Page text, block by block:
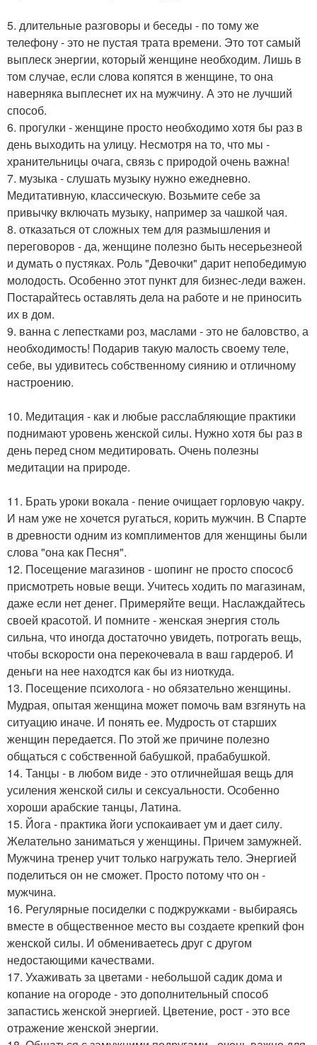
5. длительные разговоры и беседы - по тому же
телефону - это не пустая трата времени. Это тот самый
выплеск энергии, который женщине необходим. Лишь в
том случае, если слова копятся в женщине, то она
наверняка выплеснет их на мужчину. А это не лучший
способ.
6. прогулки - женщине просто необходимо хотя бы раз в
день выходить на улицу. Несмотря на то, что мы -
хранительницы очага, связь с природой очень важна!
7. музыка - слушать музыку нужно ежедневно.
Медитативную, классическую. Возьмите себе за
привычку включать музыку, например за чашкой чая.
8. отказаться от сложных тем для размышления и
переговоров - да, женщине полезно быть несерьезнеой
и думать о пустяках. Роль "Девочки" дарит непобедимую
молодость. Особенно этот пункт для бизнес-леди важен.
Постарайтесь оставлять дела на работе и не приносить
их в дом.
9. ванна с лепестками роз, маслами - это не баловство, а
необходимость! Подарив такую малость своему теле,
себе, вы удивитесь собственному сиянию и отличному
настроению.
10. Медитация - как и любые расслабляющие практики
поднимают уровень женской силы. Нужно хотя бы раз в
день перед сном медитировать. Очень полезны
медитации на природе.
11. Брать уроки вокала - пение очищает горловую чакру.
И нам уже не хочется ругаться, корить мужчин. В Спарте
в древности одним из комплиментов для женщины были
слова "она как Песня".
12. Посещение магазинов - шопинг не просто спососб
присмотреть новые вещи. Учитесь ходить по магазинам,
даже если нет денег. Примеряйте вещи. Наслаждайтесь
своей красотой. И помните - женская энергия столь
сильна, что иногда достаточно увидеть, потрогать вещь,
чтобы вскорости она перекочевала в ваш гардероб. И
деньги на нее находтся как бы из ниоткуда.
13. Посещение психолога - но обязательно женщины.
Мудрая, опытая женщина может помочь вам взгянуть на
ситуацию иначе. И понять ее. Мудрость от старших
женщин передается. По этой же причине полезно
общаться с собственной бабушкой, прабабушкой.
14. Танцы - в любом виде - это отличнейшая вещь для
усиления женской силы и сексуальности. Особенно
хороши арабские танцы, Латина.
15. Йога - практика йоги успокаивает ум и дает силу.
Желательно заниматься у женщины. Причем замужней.
Мужчина тренер учит только нагружать тело. Энергией
поделиться он не сможет. Просто потому что он -
мужчина.
16. Регулярные посиделки с поджружками - выбираясь
вместе в общественное место вы создаете крепкий фон
женской силы. И обмениваетесь друг с другом
недостающими качествами.
17. Ухаживать за цветами - небольшой садик дома и
копание на огороде - это дополнительный способ
запастись женской энергией. Цветение, рост - это все
отражение женской энергии.